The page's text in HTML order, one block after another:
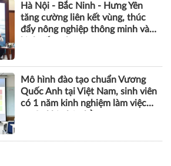
Hà Nội - Bắc Ninh - Hưng Yên
tăng cường liên kết vùng, thúc
đẩy nông nghiệp thông minh và
Mô hình đào tạo chuẩn Vương
Quốc Anh tại Việt Nam, sinh viên
có 1 năm kinh nghiệm làm việc